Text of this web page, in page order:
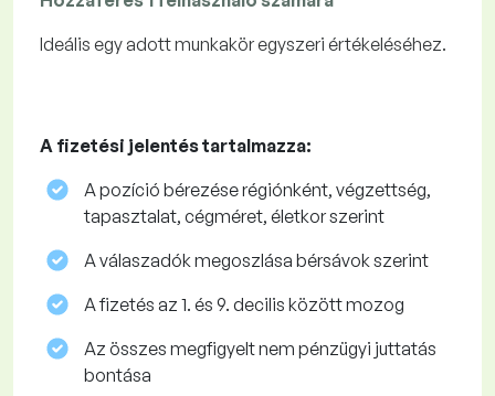
Ideális egy adott munkakör egyszeri értékeléséhez.
A fizetési jelentés tartalmazza:
A pozíció bérezése régiónként, végzettség,
tapasztalat, cégméret, életkor szerint
A válaszadók megoszlása ​​bérsávok szerint
A fizetés az 1. és 9. decilis között mozog
Az összes megfigyelt nem pénzügyi juttatás
bontása